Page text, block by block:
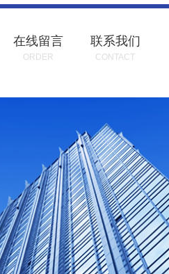
在线留言
ORDER
联系我们
CONTACT